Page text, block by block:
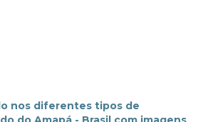
nos diferentes tipos de